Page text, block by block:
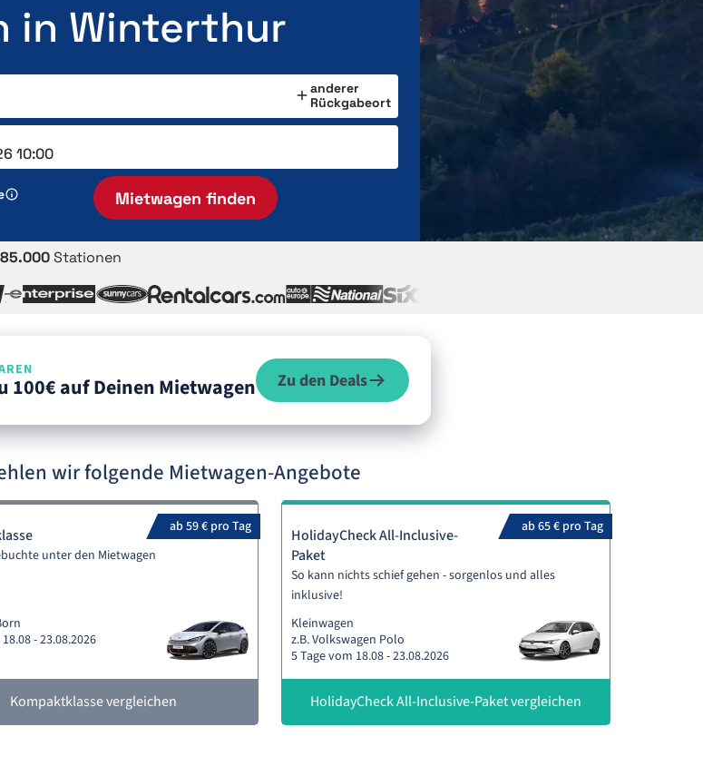
in Winterthur
anderer
Rückgabeort
Mietwagen finden
85.000Stationen
100€ auf Deinen Mietwagen Zu den Deals
wir folgende Mietwagen-Angebote
ab 59 € pro Tag
unter den Mietwagen
- 23.08.2026
Kompaktklasse vergleichen
ab 65 € pro Tag
HolidayCheck All-Inclusive-
Paket
So kann nichts schief gehen - sorgenlos und alles
inklusive!
Kleinwagen
z.B. Volkswagen Polo
5 Tage vom 18.08 - 23.08.2026
HolidayCheck All-Inclusive-Paket vergleichen